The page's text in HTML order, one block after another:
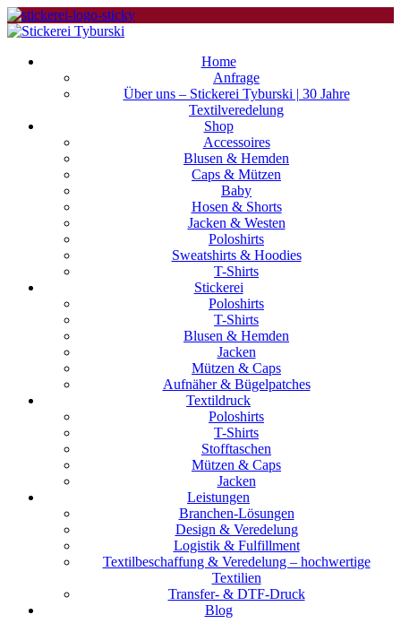
Home
Anfrage
Über uns – Stickerei Tyburski | 30 Jahre
Textilveredelung
Shop
Accessoires
Blusen & Hemden
Caps & Mützen
Baby
Hosen & Shorts
Jacken & Westen
Poloshirts
Sweatshirts & Hoodies
T-Shirts
Stickerei
Poloshirts
T-Shirts
Blusen & Hemden
Jacken
Mützen & Caps
Aufnäher & Bügelpatches
Textildruck
Poloshirts
T-Shirts
Stofftaschen
Mützen & Caps
Jacken
Leistungen
Branchen-Lösungen
Design & Veredelung
Logistik & Fulfillment
Textilbeschaffung & Veredelung – hochwertige
Textilien
Transfer- & DTF-Druck
Blog